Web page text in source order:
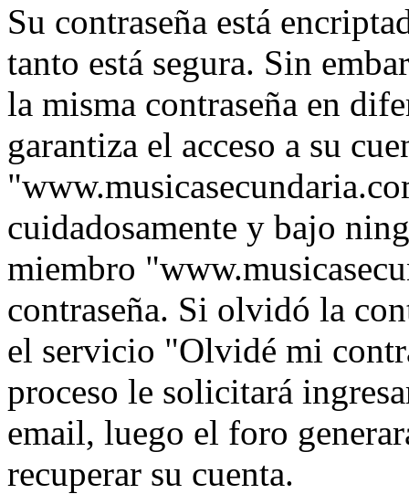
Su contraseña está
tanto está segura. Sin
la misma contraseña en
garantiza el acceso a su
cuidadosamente y bajo
miembro
contraseña. Si olvidó la
el servicio "Olvidé mi
proceso le solicitará
email, luego el foro
recuperar su cuenta.